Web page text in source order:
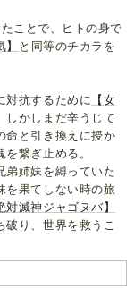
ことで、ヒトの身で
と同等のチカラを
対抗するために
【女
しかしまだ辛うじて
命と引き換えに授か
繋ぎ止める。
弟姉妹を縛っていた
を果てしない時の旅
対滅神ジャゴヌバ】
破り、世界を救うこ